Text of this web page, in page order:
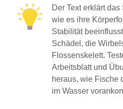
Der Text erklärt
wie es ihre
Stabilität
Schädel, die
Flossenskelett.
Arbeitsblatt und
heraus, wie Fische
im Wasser